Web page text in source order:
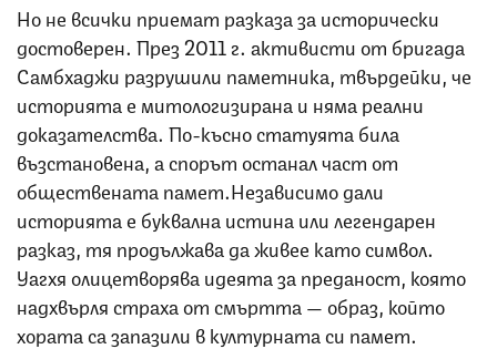
Но не всички приемат разказа за исторически
достоверен. През 2011 г. активисти от бригада
Самбхаджи разрушили паметника, твърдейки, че
историята е митологизирана и няма реални
доказателства. По-късно статуята била
възстановена, а спорът останал част от
обществената памет.Независимо дали
историята е буквална истина или легендарен
разказ, тя продължава да живее като символ.
Уагхя олицетворява идеята за преданост, която
надхвърля страха от смъртта — образ, който
хората са запазили в културната си памет.